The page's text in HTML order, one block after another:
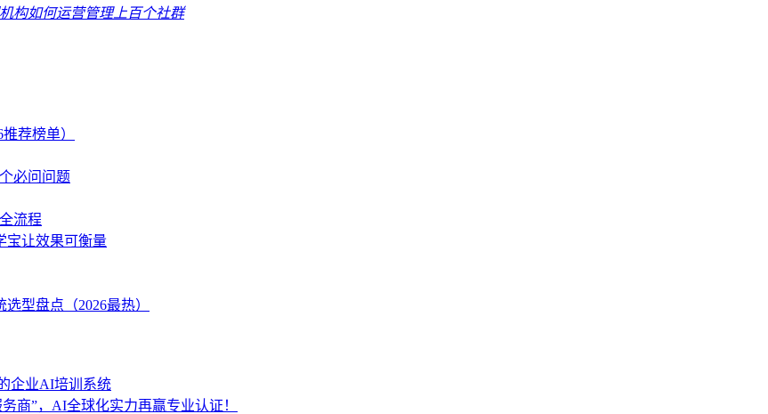
构如何运营管理上百个社群
荐榜单）
必问问题
流程
宝让效果可衡量
型盘点（2026最热）
企业AI培训系统
商”，AI全球化实力再赢专业认证！